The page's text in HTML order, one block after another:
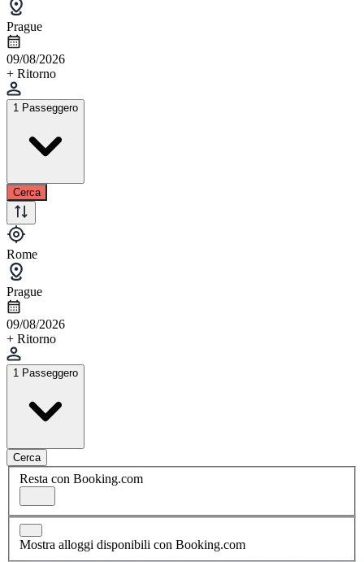
Prague
09/08/2026
+ Ritorno
1 Passeggero
Cerca
Rome
Prague
09/08/2026
+ Ritorno
1 Passeggero
Cerca
Resta con Booking.com
Mostra alloggi disponibili con Booking.com